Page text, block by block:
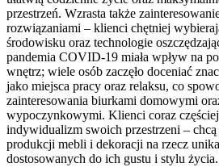
przestrzeń. Wzrasta także
rozwiązaniami – klienci chętniej
środowisku oraz technologie
pandemia COVID-19 miała wpływ na
wnętrz; wiele osób zaczęło doceniać
jako miejsca pracy oraz relaksu, co
zainteresowania biurkami domowymi
wypoczynkowymi. Klienci coraz
indywidualizm swoich przestrzeni –
produkcji mebli i dekoracji na rzecz
dostosowanych do ich gustu i stylu życia.